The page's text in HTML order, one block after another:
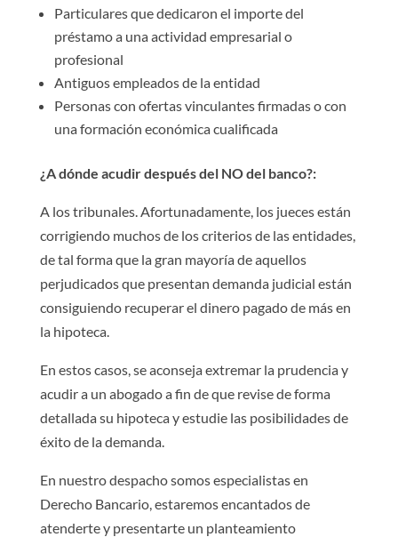
Particulares que dedicaron el importe del
préstamo a una actividad empresarial o
profesional
Antiguos empleados de la entidad
Personas con ofertas vinculantes firmadas o con
una formación económica cualificada
¿A dónde acudir después del NO del banco?:
A los tribunales. Afortunadamente, los jueces están
corrigiendo muchos de los criterios de las entidades,
de tal forma que la gran mayoría de aquellos
perjudicados que presentan demanda judicial están
consiguiendo recuperar el dinero pagado de más en
la hipoteca.
En estos casos, se aconseja extremar la prudencia y
acudir a un abogado a fin de que revise de forma
detallada su hipoteca y estudie las posibilidades de
éxito de la demanda.
En nuestro despacho somos especialistas en
Derecho Bancario, estaremos encantados de
atenderte y presentarte un planteamiento